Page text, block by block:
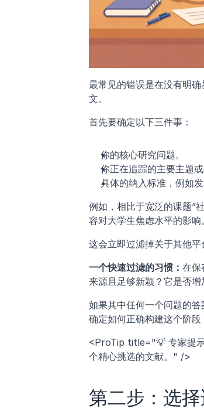
最常见的错误是在没有明
文。
首先要确定以下三件事：
你的核心研究问题。
你正在追踪的主要主题或
具体的纳入标准，例如
例如，相比于宽泛的课题“
容对大学生焦虑水平的影响
这会立即过滤掉关于其他平
一个快速过滤的习惯： 在保
来源且足够新颖？它是否增
如果其中任何一个问题的
确定如何正确构建这个阶段
<ProTip title="💡 专家提
个精心挑选的文献。" />
第二步：选